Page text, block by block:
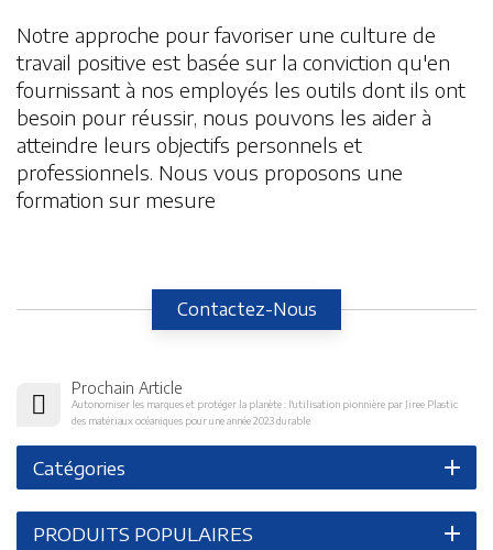
Notre approche pour favoriser une culture de
travail positive est basée sur la conviction qu'en
fournissant à nos employés les outils dont ils ont
besoin pour réussir, nous pouvons les aider à
atteindre leurs objectifs personnels et
professionnels. Nous vous proposons une
formation sur mesure
Contactez-Nous
Prochain Article
Autonomiser les marques et protéger la planète : l'utilisation pionnière par Jiree Plastic
des matériaux océaniques pour une année 2023 durable
Catégories
PRODUITS POPULAIRES